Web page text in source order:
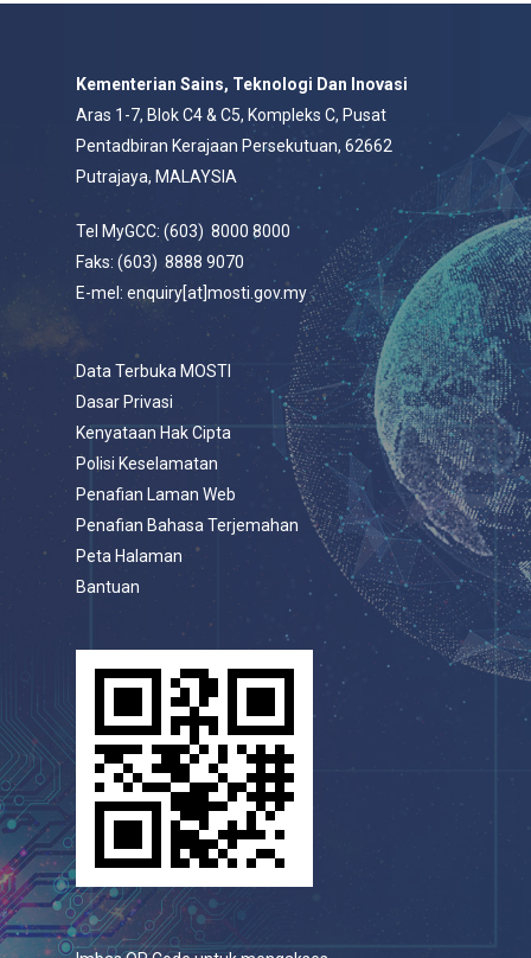
Kementerian Sains, Teknologi Dan Inovasi
Aras 1-7, Blok C4 & C5, Kompleks C, Pusat
Pentadbiran Kerajaan Persekutuan, 62662
Putrajaya, MALAYSIA
Tel MyGCC: (603) 8000 8000
Faks: (603) 8888 9070
E-mel: enquiry[at]mosti.gov.my
Data Terbuka MOSTI
Dasar Privasi
Kenyataan Hak Cipta
Polisi Keselamatan
Penafian Laman Web
Penafian Bahasa Terjemahan
Peta Halaman
Bantuan